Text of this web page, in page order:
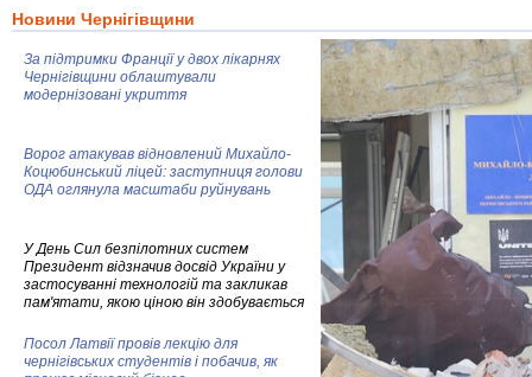
Новини Чернігівщини
За підтримки Франції у двох лікарнях
Чернігівщини облаштували
модернізовані укриття
Ворог атакував відновлений Михайло-
Коцюбинський ліцей: заступниця голови
ОДА оглянула масштаби руйнувань
У День Сил безпілотних систем
Президент відзначив досвід України у
застосуванні технологій та закликав
пам'ятати, якою ціною він здобувається
Посол Латвії провів лекцію для
чернігівських студентів і побачив, як